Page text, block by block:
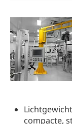
compacte,